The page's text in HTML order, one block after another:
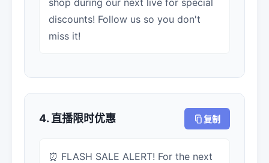
shop during our next live for special
discounts! Follow us so you don't
miss it!
4. 直播限时优惠 复制
⏰ FLASH SALE ALERT! For the next